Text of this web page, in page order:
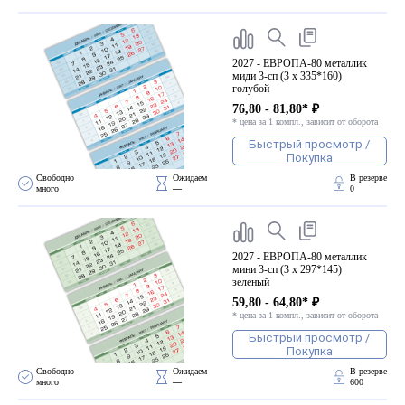
КУРСОРЫ НА ЗАКАЗ
По макету заказчика, в
том числе с УФ печатью
Дополнительная информация
Каталог "Комплектующие
для календарей, расходные
переплета, отделки"
Частые вопросы
2027 - ЕВРОПА-80 металлик
миди 3-сп (3 х 335*160)
голубой
76,80 - 81,80* ₽
* цена за 1 компл., зависит от оборота
Быстрый просмотр /
Покупка
Свободно
много
Ожидаем
—
В резерве
0
2027 - ЕВРОПА-80 металлик
мини 3-сп (3 х 297*145)
зеленый
59,80 - 64,80* ₽
* цена за 1 компл., зависит от оборота
Быстрый просмотр /
Покупка
Свободно
много
Ожидаем
—
В резерве
600